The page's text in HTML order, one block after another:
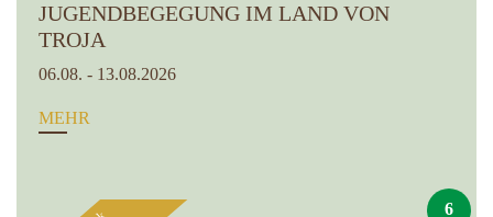
JUGENDBEGEGUNG IM LAND VON
TROJA
06.08. - 13.08.2026
MEHR
6